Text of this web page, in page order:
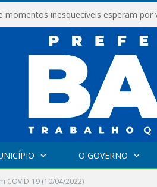
momentos inesquecíveis esperam por
O GOVERNO
COVID-19 (10/04/2022)